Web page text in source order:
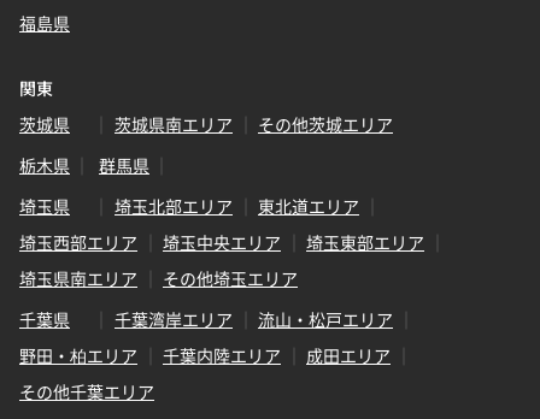
福島県
関東
茨城県
茨城県南エリア
その他茨城エリア
栃木県
群馬県
埼玉県
埼玉北部エリア
東北道エリア
埼玉西部エリア
埼玉中央エリア
埼玉東部エリア
埼玉県南エリア
その他埼玉エリア
千葉県
千葉湾岸エリア
流山・松戸エリア
野田・柏エリア
千葉内陸エリア
成田エリア
その他千葉エリア